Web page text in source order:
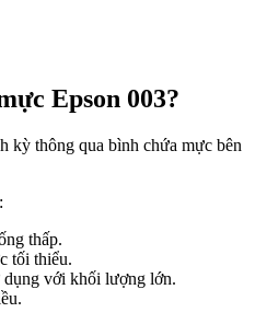
Epson 003?
kỳ thông qua bình chứa mực bên
thấp.
tối thiểu.
với khối lượng lớn.